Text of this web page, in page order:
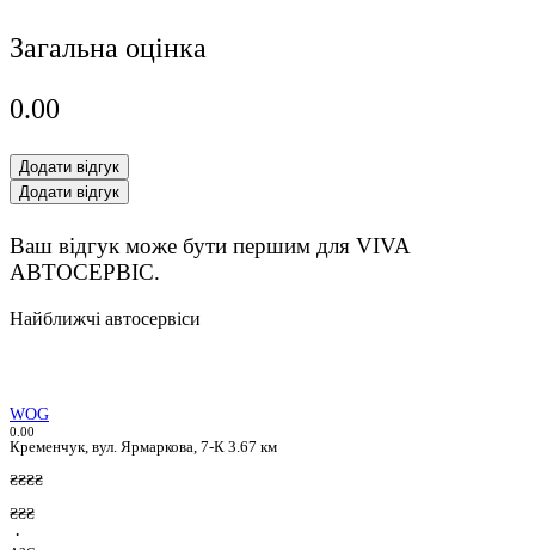
Загальна оцінка
0.00
Додати відгук
Додати відгук
Ваш відгук може бути першим для VIVA
АВТОСЕРВІС.
Найближчі автосервіси
WOG
0.00
Кременчук, вул. Ярмаркова, 7-К 3.67 км
₴₴₴₴
₴₴₴
·